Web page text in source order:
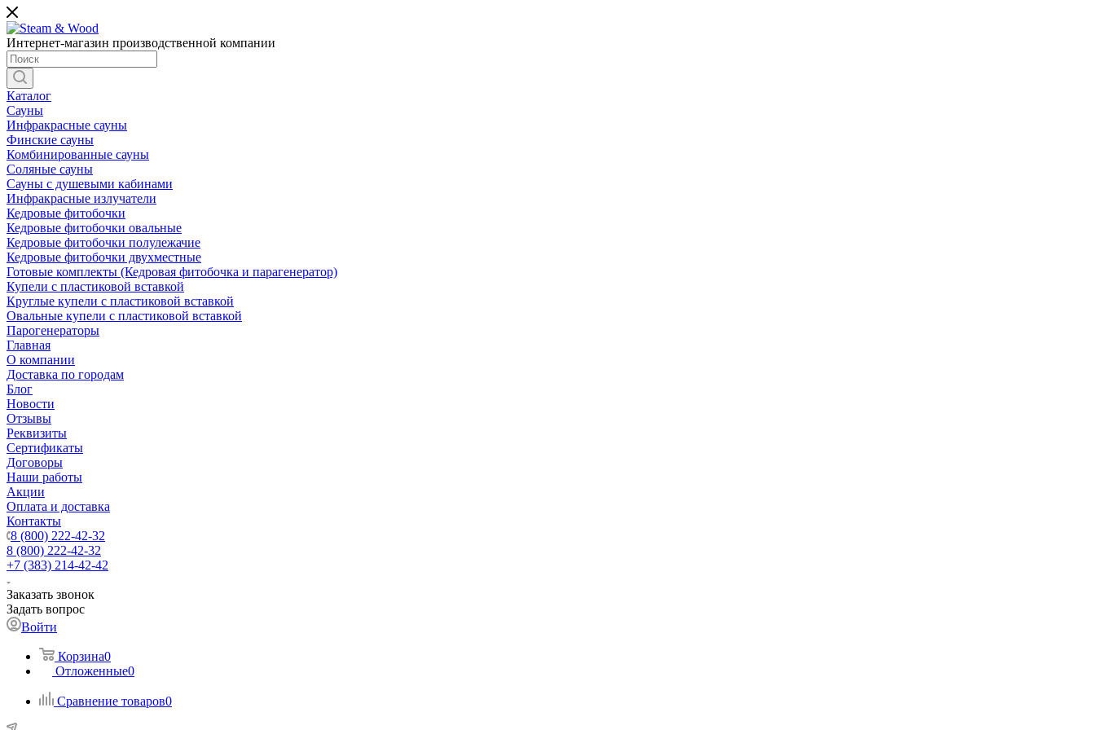
Интернет-магазин производственной компании
Каталог
Сауны
Инфракрасные сауны
Финские сауны
Комбинированные сауны
Соляные сауны
Сауны с душевыми кабинами
Инфракрасные излучатели
Кедровые фитобочки
Кедровые фитобочки овальные
Кедровые фитобочки полулежачие
Кедровые фитобочки двухместные
Готовые комплекты (Кедровая фитобочка и парагенератор)
Купели с пластиковой вставкой
Круглые купели с пластиковой вставкой
Овальные купели с пластиковой вставкой
Парогенераторы
Главная
О компании
Доставка по городам
Блог
Новости
Отзывы
Реквизиты
Сертификаты
Договоры
Наши работы
Акции
Оплата и доставка
Контакты
8 (800) 222-42-32
8 (800) 222-42-32
+7 (383) 214-42-42
Заказать звонок
Задать вопрос
Войти
Корзина0
Отложенные0
Сравнение товаров0